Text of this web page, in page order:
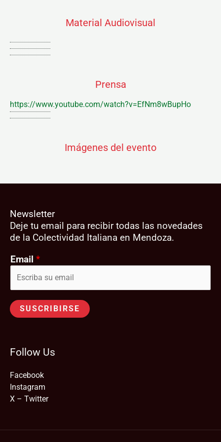
Material Audiovisual
Prensa
https://www.youtube.com/watch?v=EfNm8wBupHo
Imágenes del evento
Newsletter
Deje tu email para recibir todas las novedades
de la Colectividad Italiana en Mendoza.
Email *
SUSCRIBIRSE
Follow Us
Facebook
Instagram
X – Twitter